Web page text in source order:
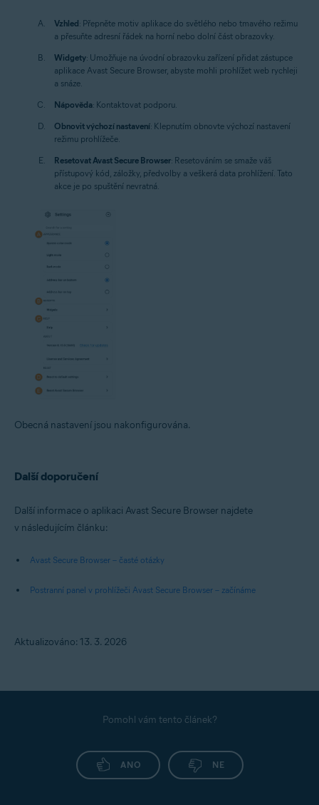
Vzhled: Přepněte motiv aplikace do světlého nebo tmavého režimu
a přesuňte adresní řádek na horní nebo dolní část obrazovky.
Widgety: Umožňuje na úvodní obrazovku zařízení přidat zástupce
aplikace Avast Secure Browser, abyste mohli prohlížet web rychleji
a snáze.
Nápověda: Kontaktovat podporu.
Obnovit výchozí nastavení: Klepnutím obnovte výchozí nastavení
režimu prohlížeče.
Resetovat Avast Secure Browser: Resetováním se smaže váš
přístupový kód, záložky, předvolby a veškerá data prohlížení. Tato
akce je po spuštění nevratná.
Obecná nastavení jsou nakonfigurována.
Další doporučení
Další informace o aplikaci Avast Secure Browser najdete
v následujícím článku:
Avast Secure Browser – časté otázky
Postranní panel v prohlížeči Avast Secure Browser – začínáme
Aktualizováno: 13. 3. 2026
Pomohl vám tento článek?
ANO NE